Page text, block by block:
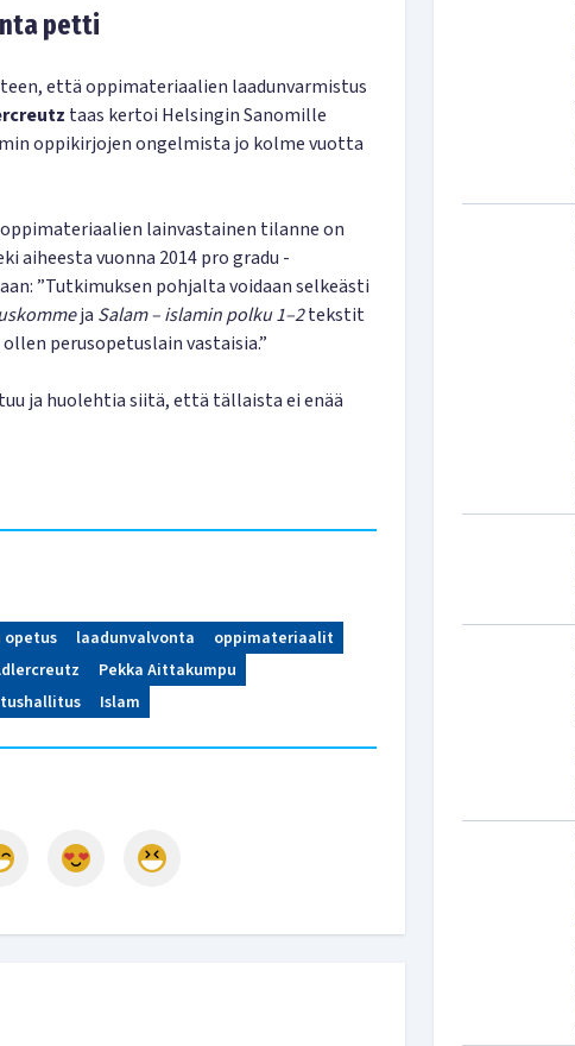
petti
että oppimateriaalien laadunvarmistus
taas kertoi Helsingin Sanomille
oppi­kirjojen ongelmista jo kolme vuotta
lainvastainen tilanne on
aiheesta vuonna 2014 pro gradu -
”Tutkimuksen pohjalta voidaan selkeästi
ja Salam – islamin polku 1–2tekstit
perusopetuslain vastaisia.”
ja huolehtia siitä, että tällaista ei enää
opetus laadunvalvonta
oppimateriaalit
Pekka Aittakumpu
Islam